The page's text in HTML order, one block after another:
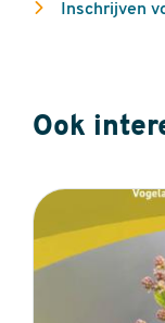
Inschrijven
Ook